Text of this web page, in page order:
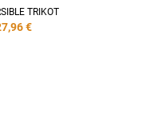
TRIKOT
€